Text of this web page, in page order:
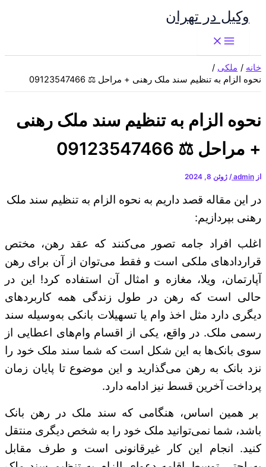
وکیل در تهران
خانه
ملکی
نحوه الزام به تنظیم سند ملک رهنی + مراحل ⚖️ 09123547466
نحوه الزام به تنظیم سند ملک رهنی
+ مراحل ⚖️ 09123547466
از admin
/ ژوئن 8, 2024
در این مقاله قصد داریم به نحوه الزام به تنظیم سند ملک
رهنی بپردازیم:
اغلب افراد جامه تصور می‌کنند که عقد رهن، مختص
قراردادهای ملکی است و فقط می‌توان از آن برای رهن
آپارتمان، ویلا، مغازه و امثال آن استفاده کرد! این در
حالی است که رهن در طول زندگی همه کاربردهای
دیگری دارد مثل اخذ وام یا تسهیلات بانکی به‌وسیله سند
رسمی ملک. در واقع، یکی از اقسام وام‌های اعطایی از
سوی بانک‌ها به این شکل است که شما سند ملک خود را
نزد بانک به رهن می‌گذارید و این موضوع تا پایان زمان
پرداخت آخرین قسط نیز ادامه دارد.
بر همین اساس، هنگامی که سند ملک در رهن بانک
باشد، شما نمی‌توانید ملک خود را به شخص دیگری منتقل
کنید. انجام این کار غیرقانونی است و طرف مقابل